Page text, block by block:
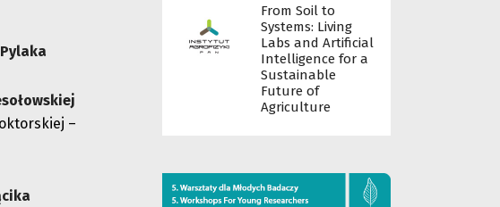
–
From Soil to
Systems: Living
Labs and Artificial
Intelligence for a
Sustainable
Future of
Agriculture